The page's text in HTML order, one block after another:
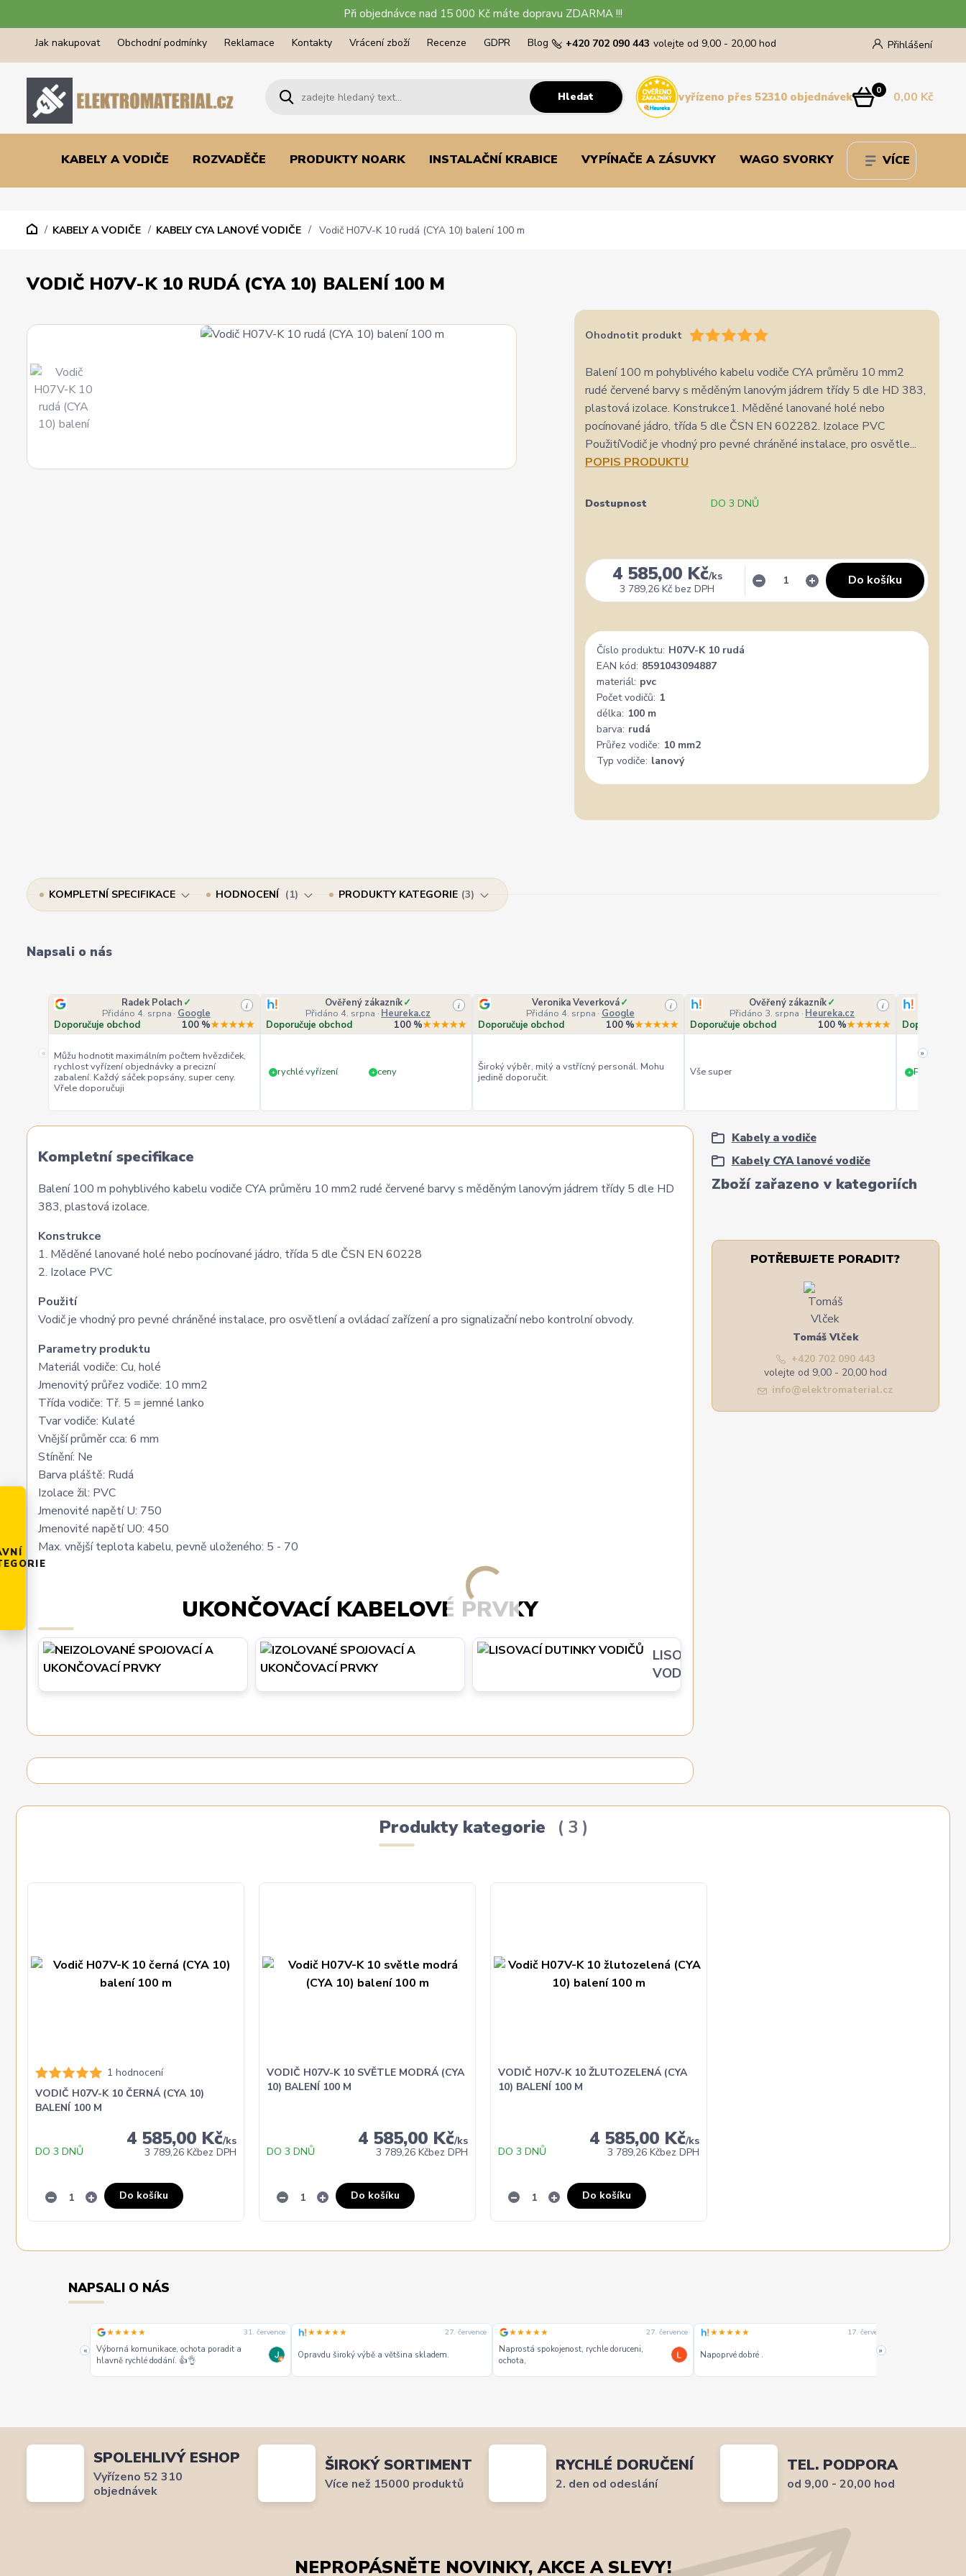
Při objednávce nad 15 000 Kč máte dopravu ZDARMA !!!
Jak nakupovat Obchodní podmínky Reklamace Kontakty Vrácení zboží Recenze GDPR Blog Přihlášení
Hledat
+420 702 090 443 volejte od 9,00 - 20,00 hod
0 0,00 Kč
vyřízeno přes 52310 objednávek
KABELY A VODIČE ROZVADĚČE PRODUKTY NOARK INSTALAČNÍ KRABICE VYPÍNAČE A ZÁSUVKY WAGO SVORKY VÍCE
KABELY A VODIČE KABELY CYA LANOVÉ VODIČE Vodič H07V-K 10 rudá (CYA 10) balení 100 m
VODIČ H07V-K 10 RUDÁ (CYA 10) BALENÍ 100 M
Ohodnotit produkt
Balení 100 m pohyblivého kabelu vodiče CYA průměru 10 mm2
rudé červené barvy s měděným lanovým jádrem třídy 5 dle HD 383,
plastová izolace. Konstrukce1. Měděné lanované holé nebo
pocínované jádro, třída 5 dle ČSN EN 602282. Izolace PVC
PoužitíVodič je vhodný pro pevné chráněné instalace, pro osvětle...
POPIS PRODUKTU
Dostupnost DO 3 DNŮ
4 585,00 Kč/ks
3 789,26 Kč bez DPH
Do košíku
Číslo produktu: H07V-K 10 rudá
EAN kód: 8591043094887
materiál: pvc
Počet vodičů: 1
délka: 100 m
barva: rudá
Průřez vodiče: 10 mm2
Typ vodiče: lanový
KOMPLETNÍ SPECIFIKACE HODNOCENÍ 1 PRODUKTY KATEGORIE 3
Napsali o nás
«
Radek Polach ✓
Přidáno 4. srpna · Google
i
Doporučuje obchod 100 %★★★★★
Můžu hodnotit maximálním počtem hvězdiček,
rychlost vyřízení objednávky a precizní
zabalení. Každý sáček popsány, super ceny.
Vřele doporučuji
Ověřený zákazník✓
Přidáno 4. srpna · Heureka.cz
i
Doporučuje obchod 100 %★★★★★
+ rychlé vyřízení + ceny
Veronika Veverková✓
Přidáno 4. srpna · Google
i
Doporučuje obchod 100 %★★★★★
Široký výběr, milý a vstřícný personál. Mohu
jedině doporučit.
Ověřený zákazník✓
Přidáno 3. srpna · Heureka.cz
i
Doporučuje obchod 100 %★★★★★
Vše super
Doporučuje
+ PERFEKTNÍ
»
Kompletní specifikace
Balení 100 m pohyblivého kabelu vodiče CYA průměru 10 mm2 rudé červené barvy s měděným lanovým jádrem třídy 5 dle HD
383, plastová izolace.
Konstrukce
1. Měděné lanované holé nebo pocínované jádro, třída 5 dle ČSN EN 60228
2. Izolace PVC
Použití
Vodič je vhodný pro pevné chráněné instalace, pro osvětlení a ovládací zařízení a pro signalizační nebo kontrolní obvody.
Parametry produktu
Materiál vodiče: Cu, holé
Jmenovitý průřez vodiče: 10 mm2
Třída vodiče: Tř. 5 = jemné lanko
Tvar vodiče: Kulaté
Vnější průměr cca: 6 mm
Stínění: Ne
Barva pláště: Rudá
Izolace žil: PVC
Jmenovité napětí U: 750
Jmenovité napětí U0: 450
Max. vnější teplota kabelu, pevně uloženého: 5 - 70
UKONČOVACÍ KABELOVÉ PRVKY
NEIZOLOVANÉ SPOJOVACÍ
A UKONČOVACÍ PRVKY
IZOLOVANÉ SPOJOVACÍ A
LISOVACÍ DUTINKY
VODIČŮ
Zboží zařazeno v kategoriích
Kabely a vodiče
Kabely CYA lanové vodiče
POTŘEBUJETE PORADIT?
Tomáš Vlček
+420 702 090 443
volejte od 9,00 - 20,00 hod
info@elektromaterial.cz
Produkty kategorie 3
1 hodnocení
VODIČ H07V-K 10 ČERNÁ (CYA 10)
BALENÍ 100 M
4 585,00 Kč/ks
3 789,26 Kčbez DPH
DO 3 DNŮ
Do košíku
VODIČ H07V-K 10 SVĚTLE MODRÁ (CYA
10) BALENÍ 100 M
4 585,00 Kč/ks
3 789,26 Kčbez DPH
DO 3 DNŮ
Do košíku
VODIČ H07V-K 10 ŽLUTOZELENÁ (CYA
10) BALENÍ 100 M
4 585,00 Kč/ks
3 789,26 Kčbez DPH
DO 3 DNŮ
Do košíku
NAPSALI O NÁS
«
★★★★★ 31. července
Výborná komunikace, ochota poradit a
hlavně rychlé dodání. 👍👌
★★★★★ 27. července
Opravdu široký výbě a většina skladem.
★★★★★ 27. července
Naprostá spokojenost, rychle doruceni,
ochota,
★★★★★ 17. července
Napoprvé dobré . »
SPOLEHLIVÝ ESHOP
Vyřízeno 52 310
objednávek
ŠIROKÝ SORTIMENT
Více než 15000 produktů
RYCHLÉ DORUČENÍ
2. den od odeslání
TEL. PODPORA
od 9,00 - 20,00 hod
NEPROPÁSNĚTE NOVINKY, AKCE A SLEVY!